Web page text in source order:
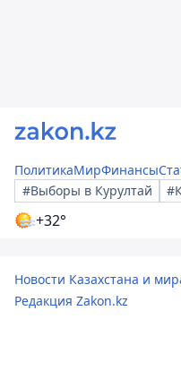
ПолитикаМирФинансы
#Выборы в Курултай
+32°
Новости Казахстана и
Редакция Zakon.kz